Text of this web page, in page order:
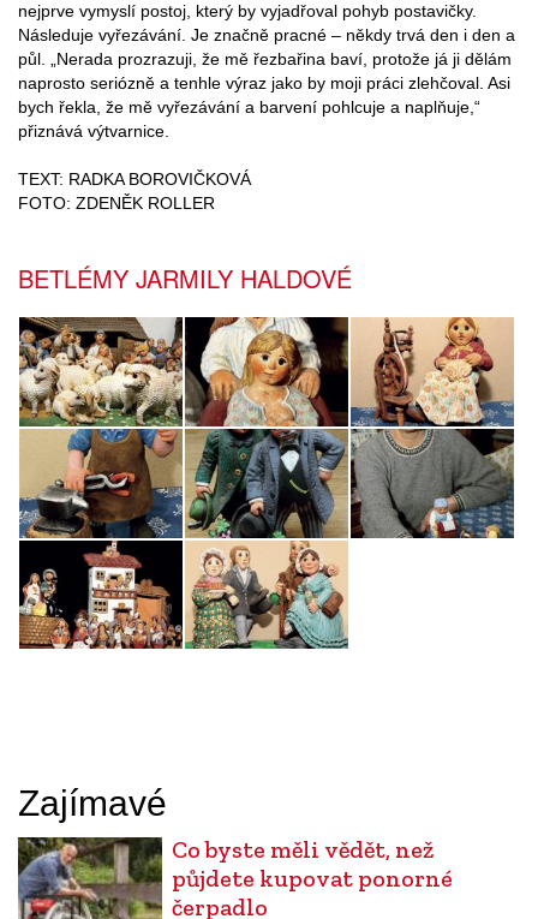
nejprve vymyslí postoj, který by vyjadřoval pohyb postavičky.
Následuje vyřezávání. Je značně pracné – někdy trvá den i den a
půl. „Nerada prozrazuji, že mě řezbařina baví, protože já ji dělám
naprosto seriózně a tenhle výraz jako by moji práci zlehčoval. Asi
bych řekla, že mě vyřezávání a barvení pohlcuje a naplňuje,“
přiznává výtvarnice.
TEXT: RADKA BOROVIČKOVÁ
FOTO: ZDENĚK ROLLER
BETLÉMY JARMILY HALDOVÉ
Zajímavé
Co byste měli vědět, než
půjdete kupovat ponorné
čerpadlo